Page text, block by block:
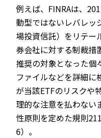
例えば、FINRAは、
動型ではないレバレッ
場投資信託）をリテー
券会社に対する制裁措
推奨の対象となった個
ファイルなどを詳細に
が当該ETFのリスクや
理的な注意を払わない
性原則を定めた規則
6）。